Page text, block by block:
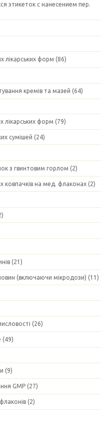
этикеток с нанесением пер.
лікарських форм (86)
кремів та мазей (64)
лікарських форм (79)
сумішей (24)
з гвинтовим горлом (2)
ковпачків на мед. флаконах (2)
(21)
(включаючи мікродози) (11)
(26)
(49)
(9)
GMP (27)
(2)